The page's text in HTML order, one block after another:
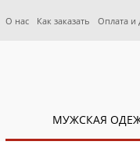
О нас Как заказать Оплата и
МУЖСКАЯ